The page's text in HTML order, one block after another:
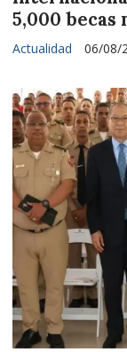
5,000 becas
Actualidad 06/08/